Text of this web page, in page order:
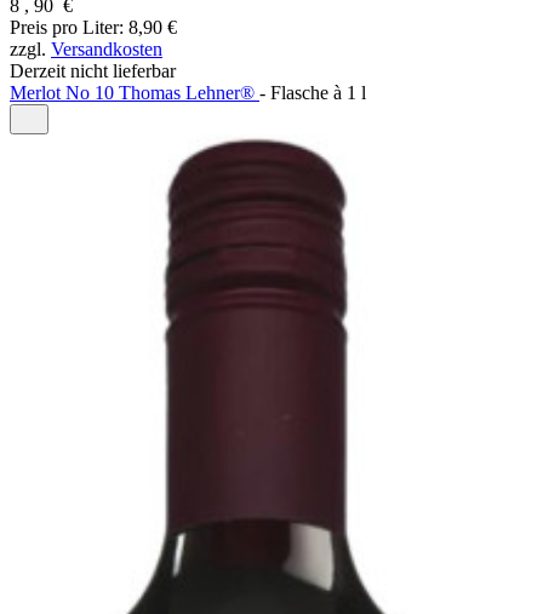
8 , 90 €
Preis pro Liter: 8,90 €
zzgl. Versandkosten
Derzeit nicht lieferbar
Merlot No 10 Thomas Lehner® - Flasche à 1 l